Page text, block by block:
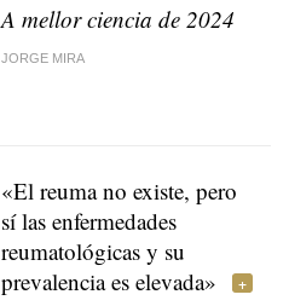
A mellor ciencia de 2024
JORGE MIRA
«El reuma no existe, pero
sí las enfermedades
reumatológicas y su
prevalencia es elevada»